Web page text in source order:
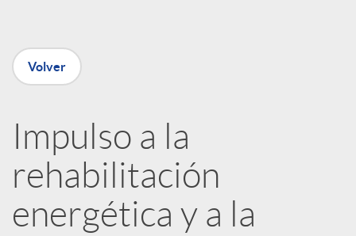
p
a
r
Volver
Impulso a la
rehabilitación
energética y a la